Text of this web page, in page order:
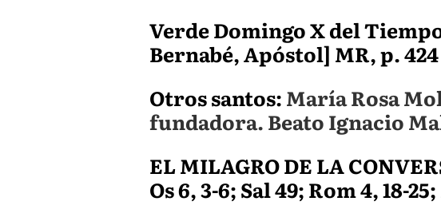
Verde Domingo X del
Bernabé, Apóstol] MR, p.
Otros santos:María Rosa
fundadora. Beato Ignacio
EL MILAGRO DE LA
Os 6, 3-6; Sal 49; Rom 4, 18-